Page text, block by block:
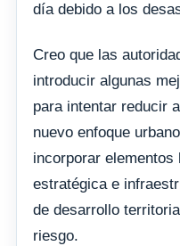
día debido a los
Creo que las
introducir algunas
para intentar reducir
nuevo enfoque
incorporar
estratégica e
de desarrollo
riesgo.